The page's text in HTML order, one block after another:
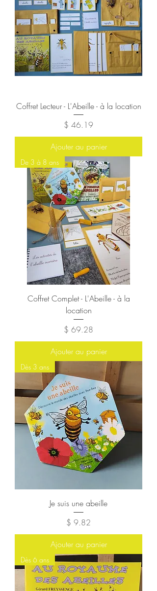
Coffret Lecteur - L'Abeille - à la location
Prix
$ 46.19
Ajouter au panier
De 3 à 8 ans
Coffret Complet - L'Abeille - à la
location
Prix
$ 69.28
Ajouter au panier
Dès 3 ans
Je suis une abeille
Prix
$ 9.82
Ajouter au panier
Dès 6 ans